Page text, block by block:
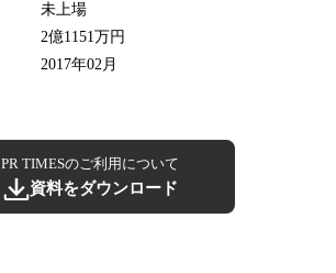
未上場
2億1151万円
2017年02月
PR TIMESのご利用について
資料をダウンロード